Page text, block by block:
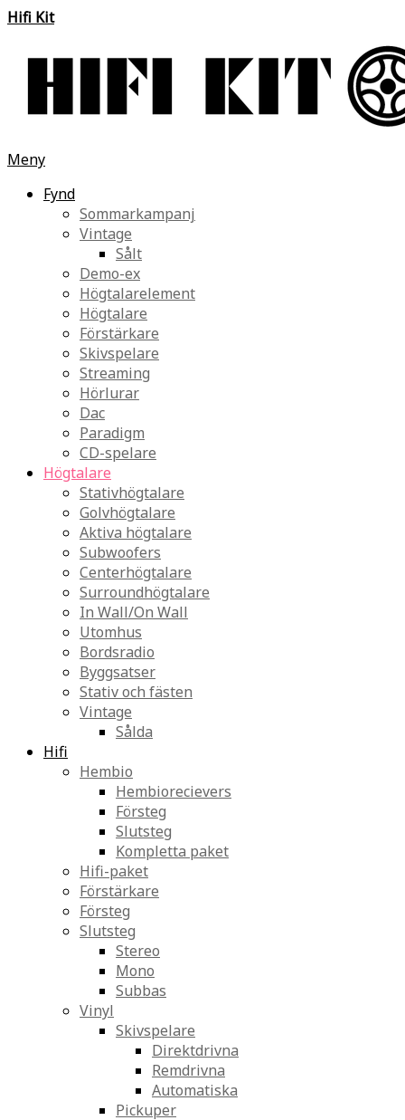
Hifi Kit
Meny
Fynd
Sommarkampanj
Vintage
Sålt
Demo-ex
Högtalarelement
Högtalare
Förstärkare
Skivspelare
Streaming
Hörlurar
Dac
Paradigm
CD-spelare
Högtalare
Stativhögtalare
Golvhögtalare
Aktiva högtalare
Subwoofers
Centerhögtalare
Surroundhögtalare
In Wall/On Wall
Utomhus
Bordsradio
Byggsatser
Stativ och fästen
Vintage
Sålda
Hifi
Hembio
Hembiorecievers
Försteg
Slutsteg
Kompletta paket
Hifi-paket
Förstärkare
Försteg
Slutsteg
Stereo
Mono
Subbas
Vinyl
Skivspelare
Direktdrivna
Remdrivna
Automatiska
Pickuper